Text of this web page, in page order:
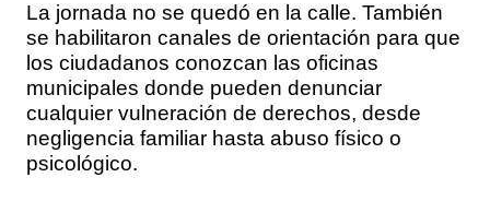
La jornada no se quedó en la calle. También
se habilitaron canales de orientación para que
los ciudadanos conozcan las oficinas
municipales donde pueden denunciar
cualquier vulneración de derechos, desde
negligencia familiar hasta abuso físico o
psicológico.